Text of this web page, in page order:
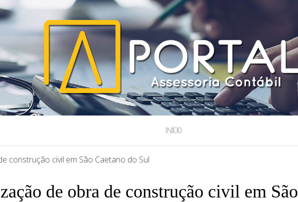
INÍCIO
construção civil em São Caetano do Sul
de obra de construção civil em São